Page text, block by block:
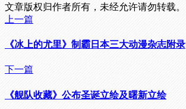
文章版权归作者所有，未经允许请勿转载。
上一篇
《冰上的尤里》制霸日本三大动漫杂志附录
下一篇
《舰队收藏》公布圣诞立绘及曙新立绘